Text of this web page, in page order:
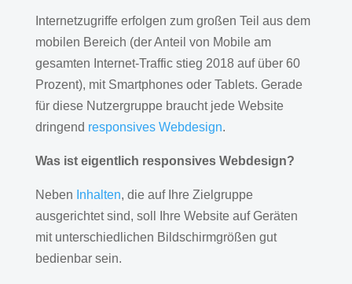
Internetzugriffe erfolgen zum großen Teil aus dem
mobilen Bereich (der Anteil von Mobile am
gesamten Internet-Traffic stieg 2018 auf über 60
Prozent), mit Smartphones oder Tablets. Gerade
für diese Nutzergruppe braucht jede Website
dringend responsives Webdesign.
Was ist eigentlich responsives Webdesign?
Neben Inhalten, die auf Ihre Zielgruppe
ausgerichtet sind, soll Ihre Website auf Geräten
mit unterschiedlichen Bildschirmgrößen gut
bedienbar sein.